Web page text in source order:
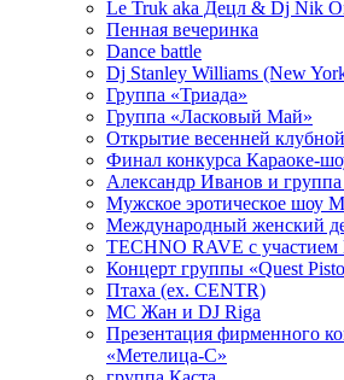
Le Truk aka Децл & Dj Nik
Пенная вечеринка
Dance battle
Dj Stanley Williams (New
Группа «Триада»
Группа «Ласковый Май»
Открытие весенней
Финал конкурса Караоке-
Александр Иванов и
Мужское эротическое шоу
Международный женский
TECHNO RAVE с
Концерт группы «Quest
Птаха (ex. CENTR)
МС Жан и DJ Riga
Презентация фирменного
«Метелица-С»